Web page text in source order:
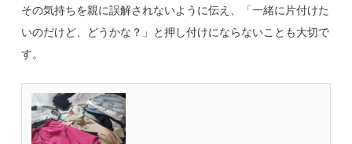
その気持ちを親に誤解されないように伝え、「一緒に片付けた
いのだけど、どうかな？」と押し付けにならないことも大切で
す。